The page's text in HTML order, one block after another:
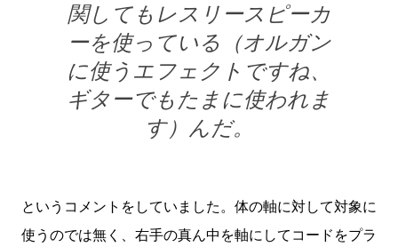
関してもレスリースピーカ
ーを使っている（オルガン
に使うエフェクトですね、
ギターでもたまに使われま
す）んだ。
というコメントをしていました。体の軸に対して対象に
使うのでは無く、右手の真ん中を軸にしてコードをプラ